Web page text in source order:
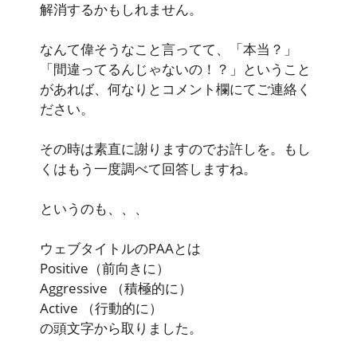
解消するかもしれません。
なんて偉そうなこと言ってて、「本当？」
「間違ってるんじゃないの！？」ということ
があれば、何なりとコメント欄にてご連絡く
ださい。
その時は素直に謝りますのでお許しを。もし
くはもう一度調べて回答しますね。
というのも、、、
ウェブタイトルのPAAとは
Positive （前向きに）
Aggressive
（積極的に）
Active
（行動的に）
の頭文字から取りました。